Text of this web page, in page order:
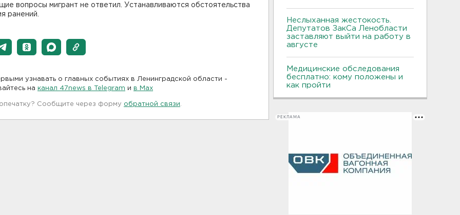
вопросы мигрант не ответил. Устанавливаются обстоятельства
ранений.
узнавать о главных событиях в Ленинградской области -
на канал 47news в Telegram и в Maх
Сообщите через форму обратной связи
Неслыханная жестокость.
Депутатов ЗакСа Ленобласти
заставляют выйти на работу в
августе
Медицинские обследования
бесплатно: кому положены и
как пройти
РЕКЛАМА